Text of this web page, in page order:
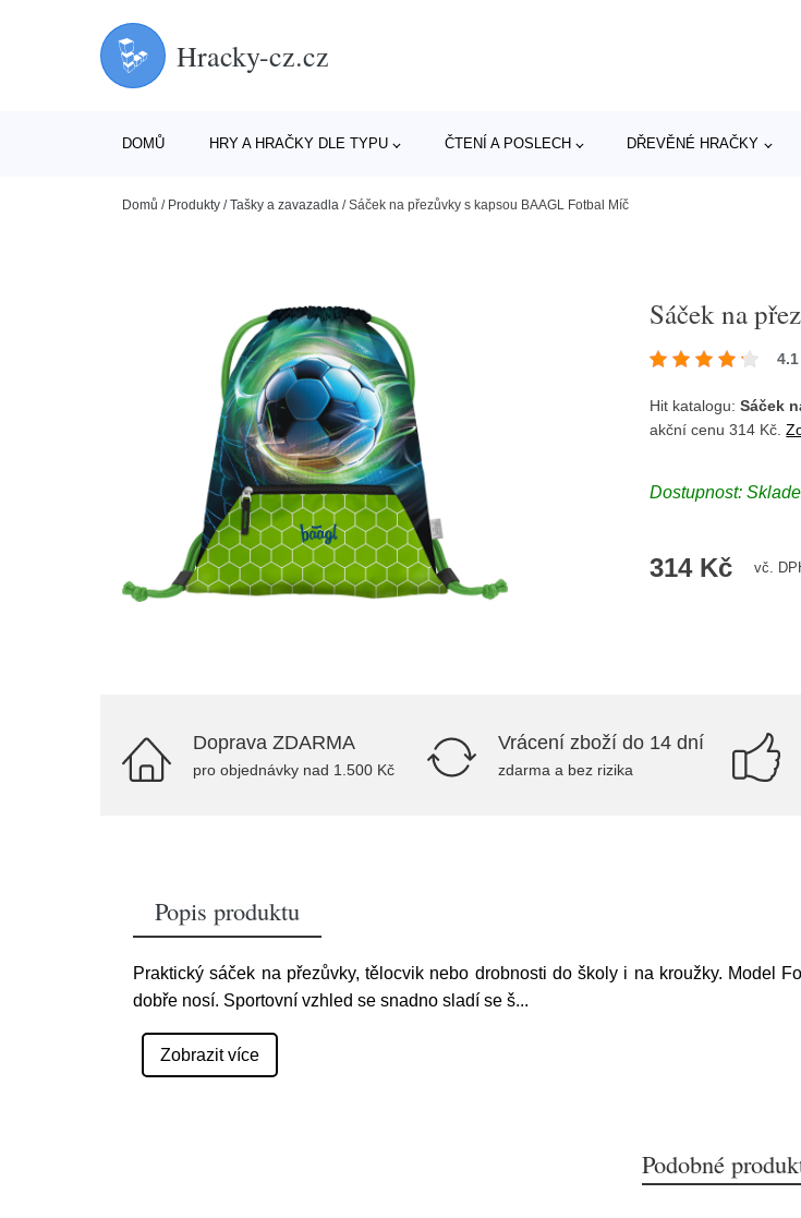
Hracky-cz.cz
DOMŮ HRY A HRAČKY DLE TYPU ČTENÍ A POSLECH DŘEVĚNÉ HRAČKY
Domů / Produkty /Tašky a zavazadla /Sáček na přezůvky s kapsou BAAGL Fotbal Míč
Sáček na
4.1
Hit katalogu:Sáček
akční cenu 314 Kč.
Dostupnost:
314 Kč vč.
Doprava ZDARMA
pro objednávky nad 1.500 Kč
Vrácení zboží do 14 dní
zdarma a bez rizika
Popis produktu
Praktický sáček na přezůvky, tělocvik nebo drobnosti do školy i na kroužky. Model
dobře nosí. Sportovní vzhled se snadno sladí se š...
Zobrazit více
Podobné